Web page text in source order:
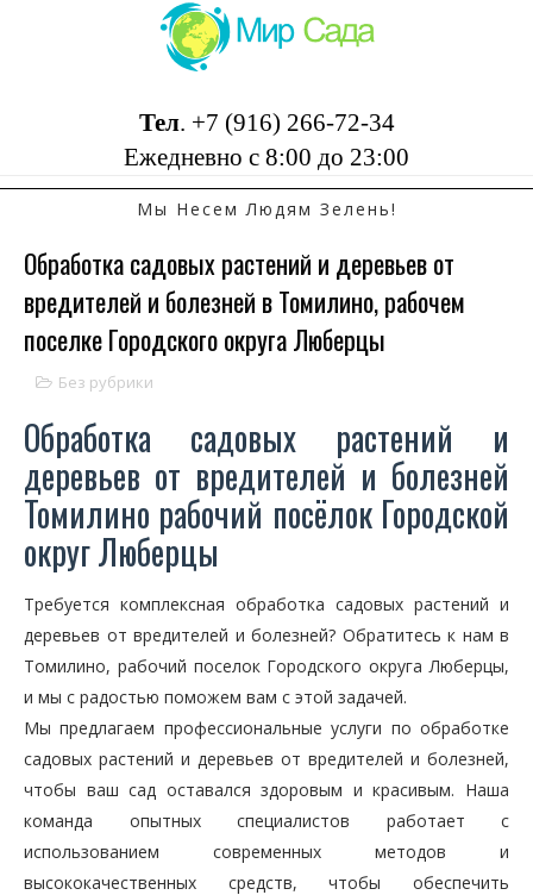
Тел. +7 (916) 266-72-34
Ежедневно с 8:00 до 23:00
Мы Несем Людям Зелень!
Обработка садовых растений и деревьев от
вредителей и болезней в Томилино, рабочем
поселке Городского округа Люберцы
Без рубрики
Обработка садовых растений и
деревьев от вредителей и болезней
Томилино рабочий посёлок Городской
округ Люберцы
Требуется комплексная обработка садовых растений и
деревьев от вредителей и болезней? Обратитесь к нам в
Томилино, рабочий поселок Городского округа Люберцы,
и мы с радостью поможем вам с этой задачей.
Мы предлагаем профессиональные услуги по обработке
садовых растений и деревьев от вредителей и болезней,
чтобы ваш сад оставался здоровым и красивым. Наша
команда опытных специалистов работает с
использованием современных методов и
высококачественных средств, чтобы обеспечить